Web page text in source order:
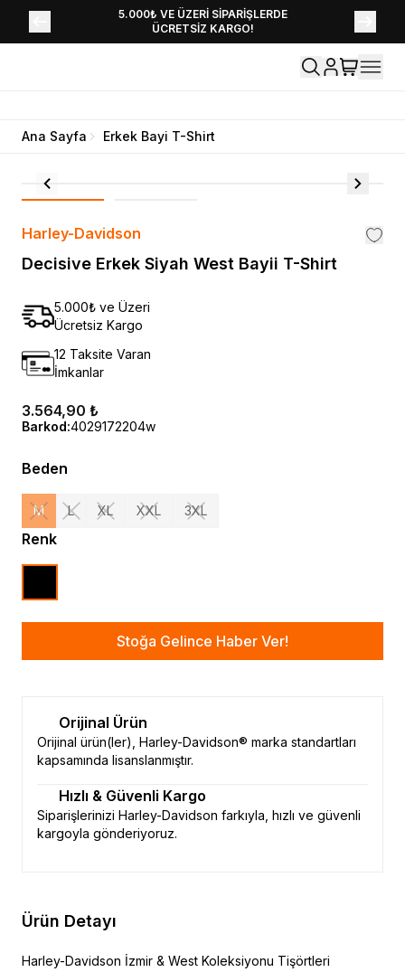
5.000₺ VE ÜZERİ SİPARİŞLERDE
ÜCRETSİZ KARGO!
YENİ SEZON KOLEKSİYONU EKLENDİ,
HEMEN KEŞFET!
Ana Sayfa Erkek Bayi T-Shirt
Harley-Davidson
Decisive Erkek Siyah West Bayii T-Shirt
5.000₺ ve Üzeri
Ücretsiz Kargo
12 Taksite Varan
İmkanlar
3.564,90 ₺
Barkod:4029172204w
Beden
M L XL XXL 3XL
Renk
Stoğa Gelince Haber Ver!
Orijinal Ürün
Orijinal ürün(ler), Harley-Davidson® marka standartları
kapsamında lisanslanmıştır.
Hızlı & Güvenli Kargo
Siparişlerinizi Harley-Davidson farkıyla, hızlı ve güvenli
kargoyla gönderiyoruz.
Ürün Detayı
Harley-Davidson İzmir & West Koleksiyonu Tişörtleri